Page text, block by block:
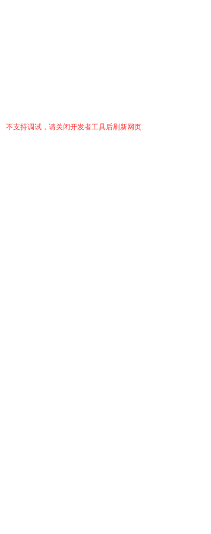
不支持调试，请关闭开发者工具后刷新网页